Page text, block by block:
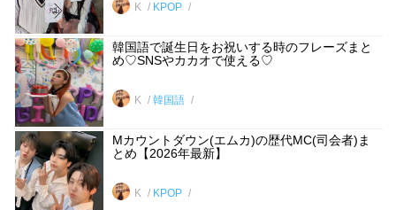
K KPOP
韓国語で誕生日をお祝いする時のフレーズまと
め♡SNSやカカオで使える♡
K 韓国語
Mカウントダウン(エムカ)の歴代MC(司会者)ま
とめ【2026年最新】
K KPOP